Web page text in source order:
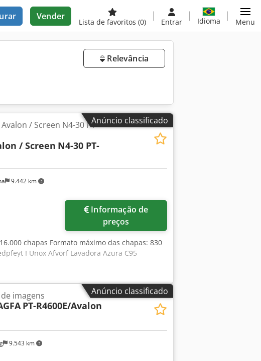
Vender
Lista de favoritos (0) Entrar Idioma Menu
Relevância
Anúncio classificado
9.442 km
/ Screen N4-30 PT-
/ Screen N4-30 PT-
preços
chapas Formato máximo das chapas: 830
I Unox Afvorf Lavadora Azura C95
Anúncio classificado
9.543 km
imagens
PT-R4600E/Avalon